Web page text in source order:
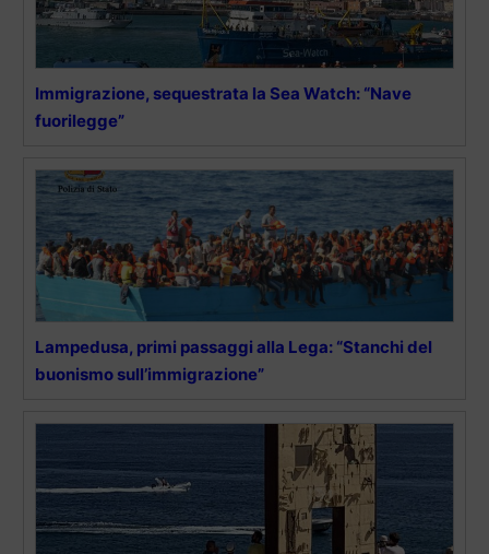
Immigrazione, sequestrata la Sea Watch: “Nave
fuorilegge”
Lampedusa, primi passaggi alla Lega: “Stanchi del
buonismo sull’immigrazione”